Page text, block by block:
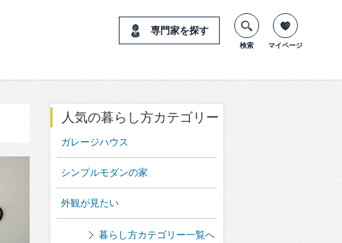
専門家を探す
検索 マイページ
人気の暮らし方カテゴリー
ガレージハウス
シンプルモダンの家
外観が見たい
暮らし方カテゴリー一覧へ